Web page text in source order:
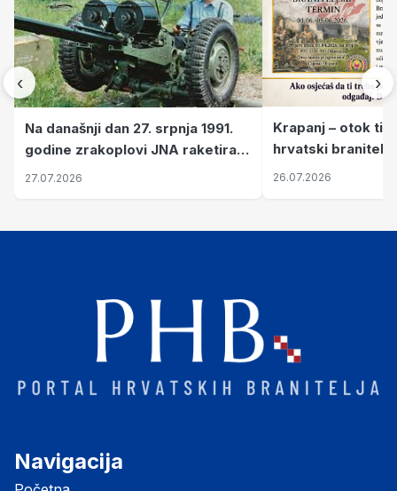
‹
Na današnji dan 27. srpnja 1991.
godine zrakoplovi JNA raketirali
su vojarnu i obučni centar "Nikola
27.07.2026
Krapanj – otok
hrvatski branitelji
pronalaze mir
26.07.2026
›
Navigacija